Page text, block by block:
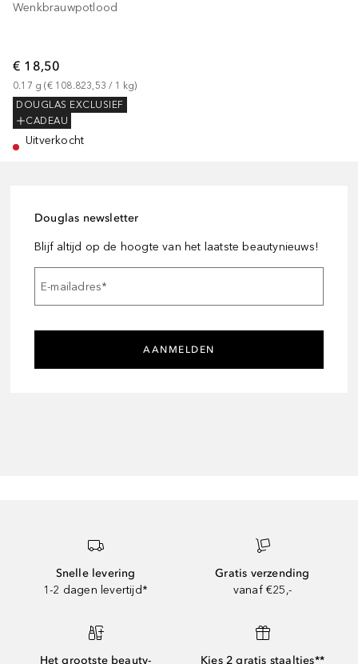
Wenkbrauwpotlood
€ 18,50
0.17 g (€ 108.823,53 / 1 kg)
DOUGLAS EXCLUSIEF
CADEAU
Uitverkocht
Douglas newsletter
Blijf altijd op de hoogte van het laatste beautynieuws!
E-mailadres*
AANMELDEN
Snelle levering
1-2 dagen levertijd*
Gratis verzending
vanaf €25,-
Het grootste beauty- Kies 2 gratis staaltjes**